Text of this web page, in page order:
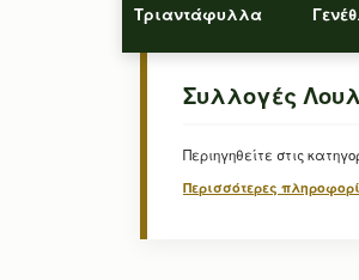
Τριαντάφυλλα
Συλλογές
Περιηγηθείτε στις
Περισσότερες